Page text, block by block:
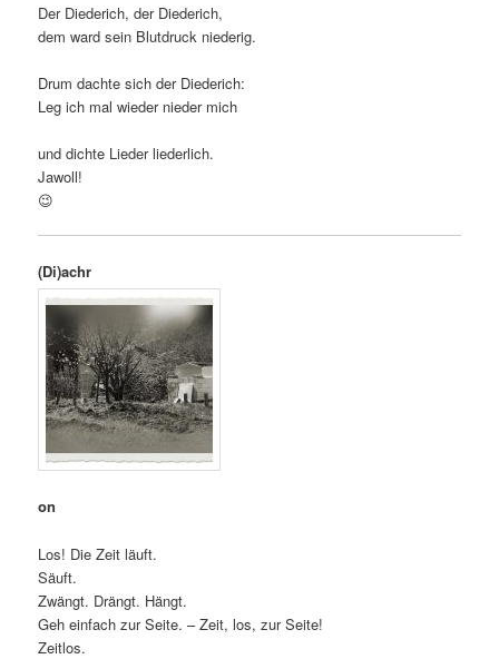
Der Diederich, der Diederich,
dem ward sein Blutdruck niederig.
Drum dachte sich der Diederich:
Leg ich mal wieder nieder mich
und dichte Lieder liederlich.
Jawoll!
😉
(Di)achr
on
Los! Die Zeit läuft.
Säuft.
Zwängt. Drängt. Hängt.
Geh einfach zur Seite. – Zeit, los, zur Seite!
Zeitlos.